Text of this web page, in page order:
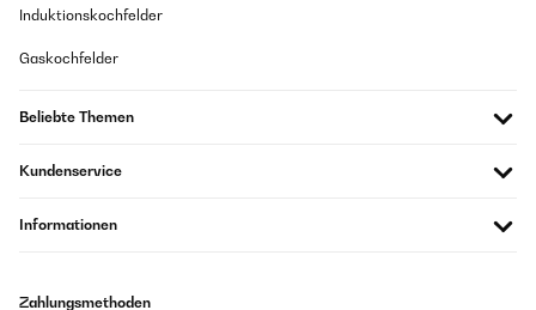
Induktionskochfelder
Gaskochfelder
Beliebte Themen
Kundenservice
Informationen
Zahlungsmethoden